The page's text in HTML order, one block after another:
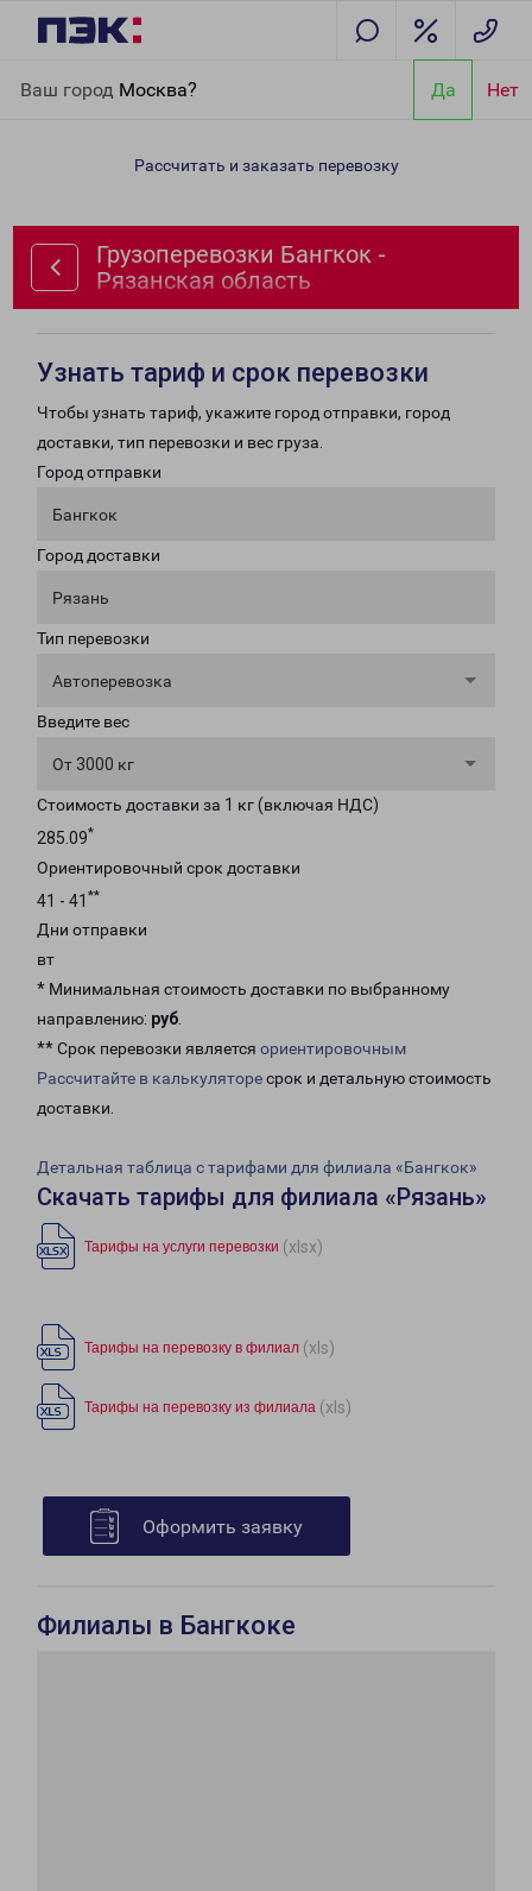
Ваш город Москва? Да Нет
область
Рассчитать и заказать перевозку
Грузоперевозки Бангкок -
Рязанская область
Узнать тариф и срок перевозки
Чтобы узнать тариф, укажите город отправки, город
доставки, тип перевозки и вес груза.
Город отправки
Бангкок
Город доставки
Рязань
Тип перевозки
Автоперевозка
Введите вес
От 3000 кг
Стоимость доставки за 1 кг (включая НДС)
285.09*
Ориентировочный срок доставки
41 - 41 **
Дни отправки
вт
* Минимальная стоимость доставки по выбранному
направлению: руб.
** Срок перевозки является ориентировочным
Рассчитайте в калькуляторесрок и детальную стоимость
доставки.
Детальная таблица с тарифами для филиала «Бангкок»
Скачать тарифы для филиала «Рязань»
Тарифы на услуги перевозки (xlsx)
Тарифы на перевозку в филиал (xls)
Тарифы на перевозку из филиала (xls)
Оформить заявку
Филиалы в Бангкоке